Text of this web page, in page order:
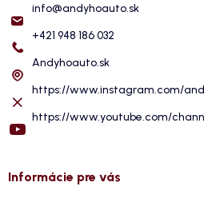
info@andyhoauto.sk
+421 948 186 032
Andyhoauto.sk
https://www.instagram.com/
https://www.youtube.com/
Informácie pre vás